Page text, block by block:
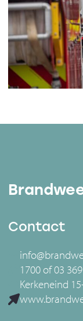
Contact
1700 of 03
Kerkeneind